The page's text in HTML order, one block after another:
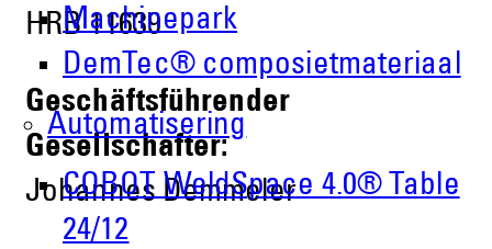
Machinepark
DemTec® composietmateriaal
Automatisering
COBOT WeldSpace 4.0® Table
24/12
HRB 11639
Geschäftsführender
Gesellschafter:
Johannes Demmeler